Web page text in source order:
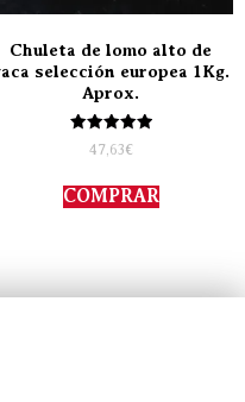
Chuleta de lomo alto de
selección europea 1Kg.
Aprox.
Valorado
con
de 5
47,63€
COMPRAR